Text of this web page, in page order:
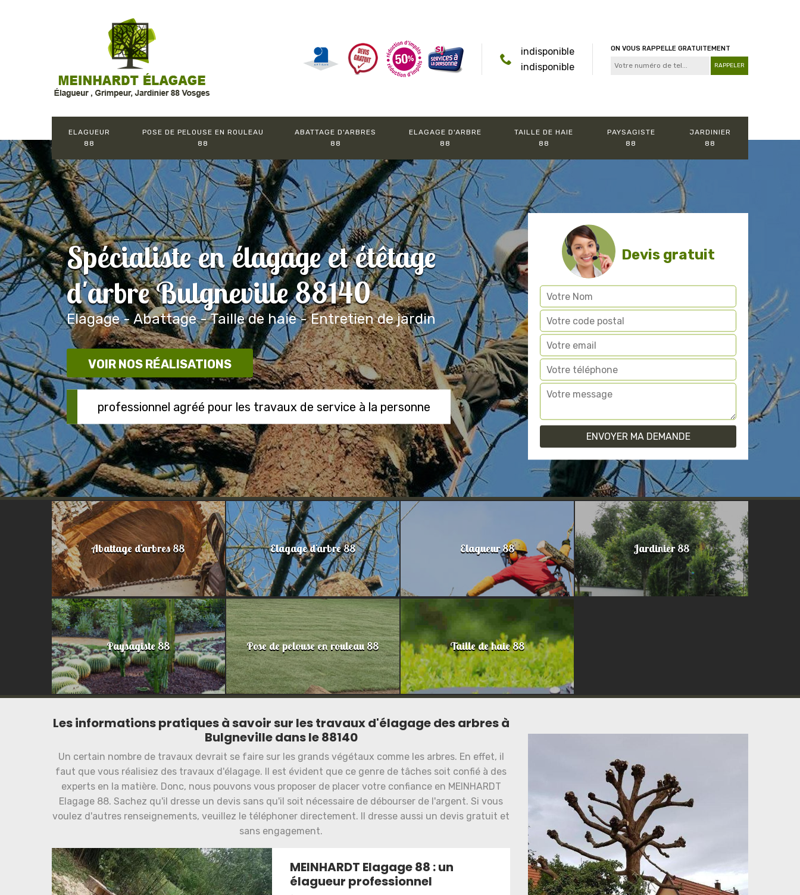
indisponible
indisponible
ON VOUS RAPPELLE GRATUITEMENT
ELAGUEUR
88
POSE DE PELOUSE EN ROULEAU
88
ABATTAGE D'ARBRES
88
ELAGAGE D'ARBRE
88
TAILLE DE HAIE
88
PAYSAGISTE
88
JARDINIER
88
Spécialiste en élagage et étêtage
d'arbre Bulgneville 88140
Elagage - Abattage - Taille de haie - Entretien de jardin
VOIR NOS RÉALISATIONS
professionnel agréé pour les travaux de service à la personne
Devis gratuit
Abattage d'arbres 88 Elagage d'arbre 88 Elagueur 88 Jardinier 88
Paysagiste 88 Pose de pelouse en rouleau 88 Taille de haie 88
Les informations pratiques à savoir sur les travaux d'élagage des arbres à
Bulgneville dans le 88140
Un certain nombre de travaux devrait se faire sur les grands végétaux comme les arbres. En effet, il
faut que vous réalisiez des travaux d'élagage. Il est évident que ce genre de tâches soit confié à des
experts en la matière. Donc, nous pouvons vous proposer de placer votre confiance en MEINHARDT
Elagage 88. Sachez qu'il dresse un devis sans qu'il soit nécessaire de débourser de l'argent. Si vous
voulez d'autres renseignements, veuillez le téléphoner directement. Il dresse aussi un devis gratuit et
sans engagement.
MEINHARDT Elagage 88 : un
élagueur professionnel